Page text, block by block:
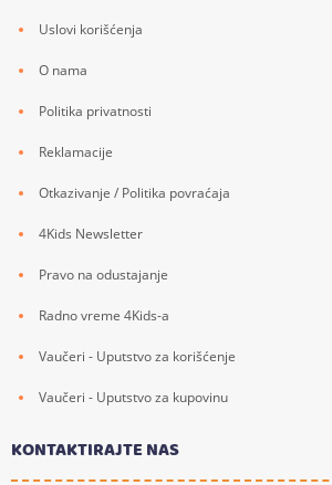
Uslovi korišćenja
O nama
Politika privatnosti
Reklamacije
Otkazivanje / Politika povraćaja
4Kids Newsletter
Pravo na odustajanje
Radno vreme 4Kids-a
Vaučeri - Uputstvo za korišćenje
Vaučeri - Uputstvo za kupovinu
KONTAKTIRAJTE NAS